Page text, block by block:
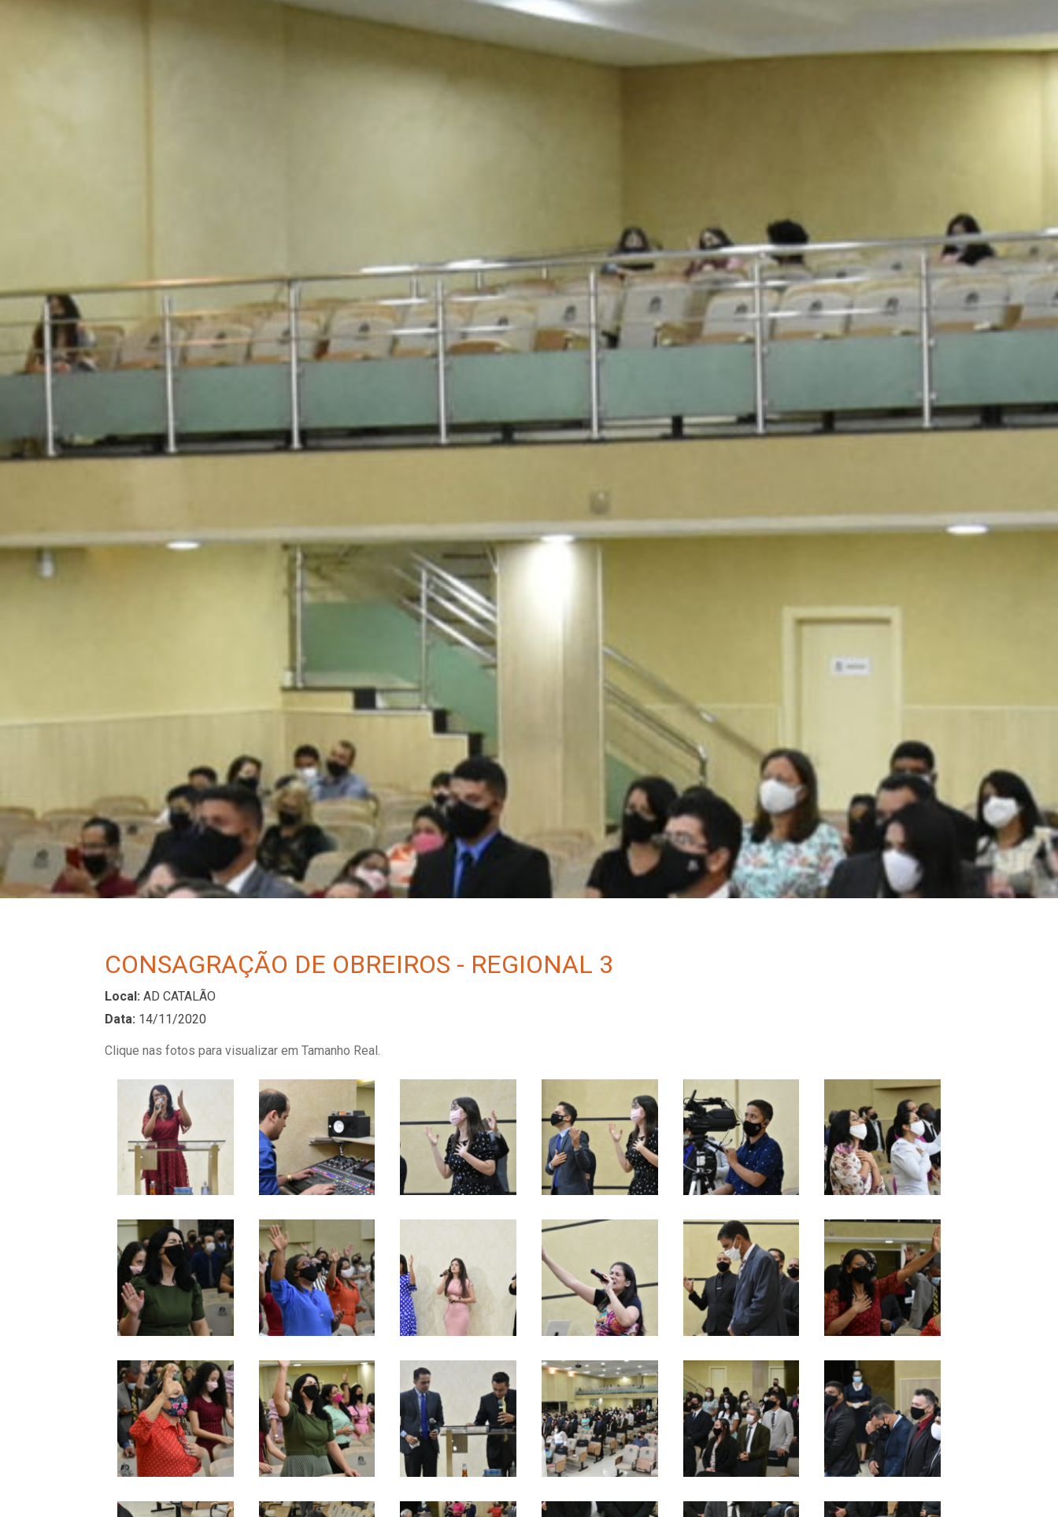
CONSAGRAÇÃO DE OBREIROS - REGIONAL 3
Local: AD CATALÃO
Data: 14/11/2020
Clique nas fotos para visualizar em Tamanho Real.